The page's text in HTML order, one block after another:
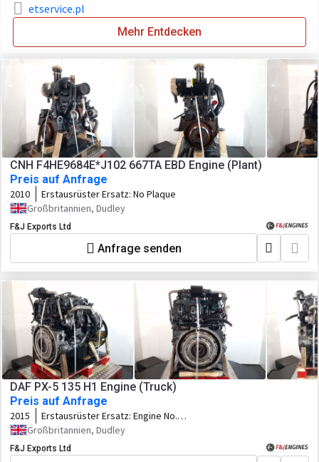
etservice.pl
Mehr Entdecken
CNH F4HE9684E*J102 667TA EBD Engine (Plant)
Preis auf Anfrage
2010 Erstausrüster Ersatz: No Plaque
Großbritannien, Dudley
F&J Exports Ltd
Anfrage senden
DAF PX-5 135 H1 Engine (Truck)
Preis auf Anfrage
2015 Erstausrüster Ersatz: Engine No.
892921542
Großbritannien, Dudley
F&J Exports Ltd